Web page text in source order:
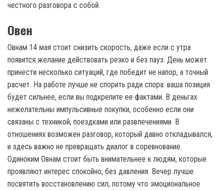
честного разговора с собой.
Овен
Овнам 14 мая стоит снизить скорость, даже если с утра
появится желание действовать резко и без пауз. День может
принести несколько ситуаций, где победит не напор, а точный
расчет. На работе лучше не спорить ради спора: ваша позиция
будет сильнее, если вы подкрепите ее фактами. В деньгах
нежелательны импульсивные покупки, особенно если они
связаны с техникой, поездками или развлечениями. В
отношениях возможен разговор, который давно откладывался,
и здесь важно не превращать диалог в соревнование.
Одиноким Овнам стоит быть внимательнее к людям, которые
проявляют интерес спокойно, без давления. Вечер лучше
посвятить восстановлению сил, потому что эмоциональное